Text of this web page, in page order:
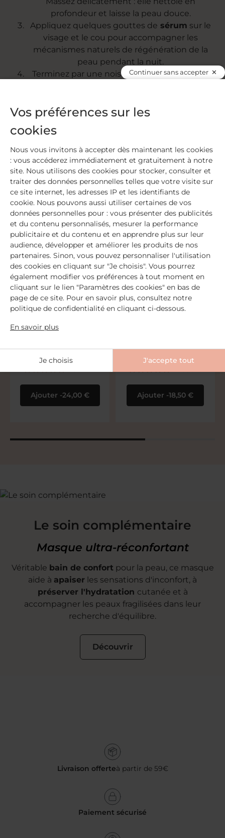
profondeur et laisse la peau douce.
Appliquez quelques gouttes de sérum sur le
visage et le cou pour accompagner les
mécanismes naturels de régénération de la
peau pendant la nuit.
Terminez par une noisette decrèmeafin de
Les soins
Crème pour le visage
Ajouter 24,00 € Ajouter 18,50 €
Le soin complémentaire
Masque ultra-réconfortant
Véritable bain de confortpour la peau, ce masque
aide à apaiser les sensations d'inconfort, à
préserver l'hydratation cutanée et à
accompagner les peaux fragilisées dans leur
recherche d'équilibre.
Découvrir
Livraison offerteà partir de 59€
Paiement sécurisé
Continuer sans accepter
Vos préférences sur les
cookies
Nous vous invitons à accepter dès maintenant les cookies
: vous accéderez immédiatement et gratuitement à notre
site. Nous utilisons des cookies pour stocker, consulter et
traiter des données personnelles telles que votre visite sur
ce site internet, les adresses IP et les identifiants de
cookie. Nous pouvons aussi utiliser certaines de vos
données personnelles pour : vous présenter des publicités
et du contenu personnalisés, mesurer la performance
publicitaire et du contenu et en apprendre plus sur leur
audience, développer et améliorer les produits de nos
partenaires. Sinon, vous pouvez personnaliser l'utilisation
des cookies en cliquant sur "Je choisis". Vous pourrez
également modifier vos préférences à tout moment en
cliquant sur le lien "Paramètres des cookies" en bas de
page de ce site. Pour en savoir plus, consultez notre
politique de confidentialité en cliquant ci-dessous.
En savoir plus
Je choisis J'accepte tout